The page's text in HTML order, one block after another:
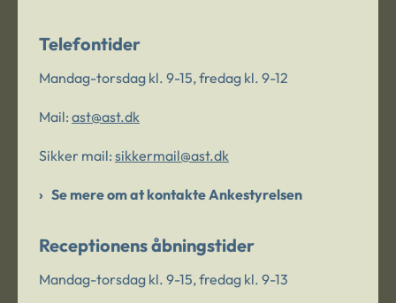
Telefontider
Mandag-torsdag kl. 9-15, fredag kl. 9-12
Mail: ast@ast.dk
Sikker mail: sikkermail@ast.dk
Se mere om at kontakte Ankestyrelsen
Receptionens åbningstider
Mandag-torsdag kl. 9-15, fredag kl. 9-13